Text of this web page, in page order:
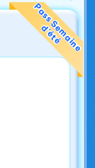
P
a
s
s
S
e
m
a
i
n
e
d
'
é
t
é